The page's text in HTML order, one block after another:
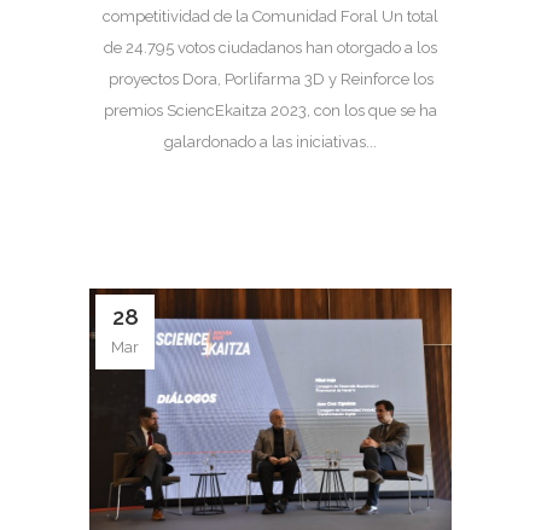
competitividad de la Comunidad Foral Un total
de 24.795 votos ciudadanos han otorgado a los
proyectos Dora, Porlifarma 3D y Reinforce los
premios SciencEkaitza 2023, con los que se ha
galardonado a las iniciativas...
28
Mar